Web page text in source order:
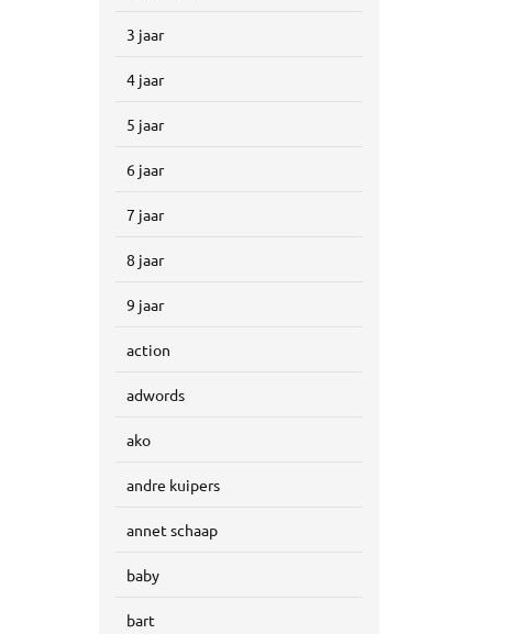
3 jaar
4 jaar
5 jaar
6 jaar
7 jaar
8 jaar
9 jaar
action
adwords
ako
andre kuipers
annet schaap
baby
bart